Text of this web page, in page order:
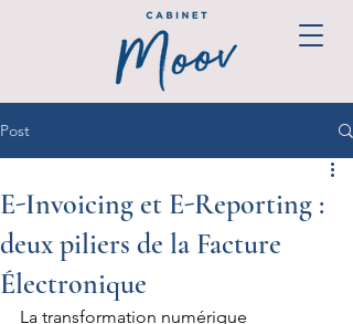
Post
E-Invoicing et E-Reporting :
deux piliers de la Facture
Électronique
La transformation numérique